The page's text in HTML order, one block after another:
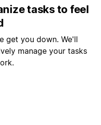
tasks to feel
get you down. We'll
manage your tasks